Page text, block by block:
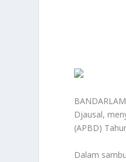
Djausal,
(APBD)
Dalam